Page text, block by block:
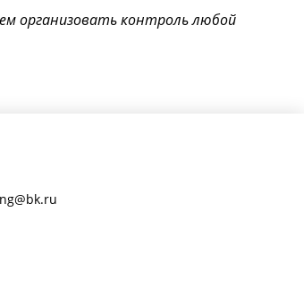
организовать контроль любой